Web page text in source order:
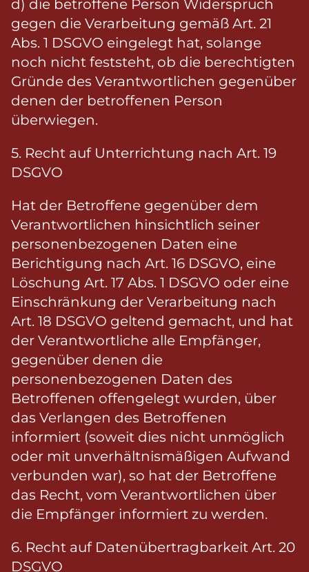
d) die betroffene Person Widerspruch
gegen die Verarbeitung gemäß Art. 21
Abs. 1 DSGVO eingelegt hat, solange
noch nicht feststeht, ob die berechtigten
Gründe des Verantwortlichen gegenüber
denen der betroffenen Person
überwiegen.
5. Recht auf Unterrichtung nach Art. 19
DSGVO
Hat der Betroffene gegenüber dem
Verantwortlichen hinsichtlich seiner
personenbezogenen Daten eine
Berichtigung nach Art. 16 DSGVO, eine
Löschung Art. 17 Abs. 1 DSGVO oder eine
Einschränkung der Verarbeitung nach
Art. 18 DSGVO geltend gemacht, und hat
der Verantwortliche alle Empfänger,
gegenüber denen die
personenbezogenen Daten des
Betroffenen offengelegt wurden, über
das Verlangen des Betroffenen
informiert (soweit dies nicht unmöglich
oder mit unverhältnismäßigen Aufwand
verbunden war), so hat der Betroffene
das Recht, vom Verantwortlichen über
die Empfänger informiert zu werden.
6. Recht auf Datenübertragbarkeit Art. 20
DSGVO